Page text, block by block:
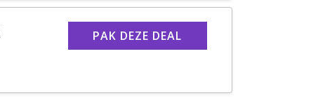
PAK DEZE DEAL